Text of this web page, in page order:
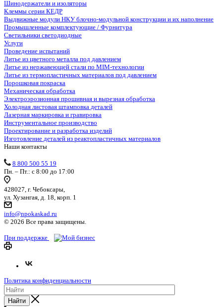
Шинодержатели и изоляторы
Клеммы серии КЕДР
Выдвижные модули НКУ блочно-модульной конструкции и их наполнение
Промышленные комплектующие / Фурнитура
Светильники светодиодные
Услуги
Проведение испытаний
Литье из цветного металла под давлением
Литье из нержавеющей стали по MIM-технологии
Литье из термопластичных материалов под давлением
Порошковая покраска
Механическая обработка
Электроэрозионная прошивная и вырезная обработка
Холодная листовая штамповка деталей
Лазерная маркировка и гравировка
Инструментальное производство
Проектирование и разработка изделий
Изготовление деталей из реактопластичных материалов
Наши контакты
8 800 500 55 19
Пн. – Пт.: с 8:00 до 17:00
428027, г. Чебоксары,
ул. Хузангая, д. 18, корп. 1
info@npokaskad.ru
© 2026 Все права защищены.
При поддержке
Политика конфиденциальности
Найти